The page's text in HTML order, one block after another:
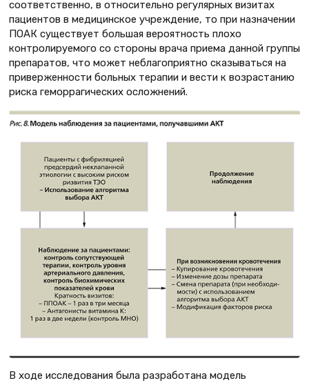
соответственно, в относительно регулярных визитах
пациентов в медицинское учреждение, то при назначении
ПОАК существует большая вероятность плохо
контролируемого со стороны врача приема данной группы
препаратов, что может неблагоприятно сказываться на
приверженности больных терапии и вести к возрастанию
риска геморрагических осложнений.
В ходе исследования была разработана модель